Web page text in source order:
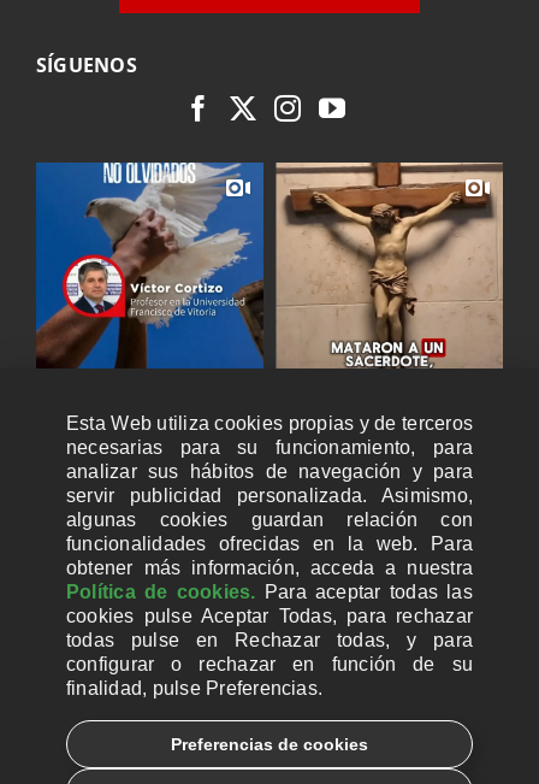
SÍGUENOS
CUENTAS BANCARIAS PARA DONAR
Esta Web utiliza cookies propias y de terceros
necesarias para su funcionamiento, para
analizar sus hábitos de navegación y para
servir publicidad personalizada. Asimismo,
algunas cookies guardan relación con
funcionalidades ofrecidas en la web. Para
obtener más información, acceda a nuestra
Política de cookies. Para aceptar todas las
cookies pulse Aceptar Todas, para rechazar
todas pulse en Rechazar todas, y para
configurar o rechazar en función de su
finalidad, pulse Preferencias.
Preferencias de cookies